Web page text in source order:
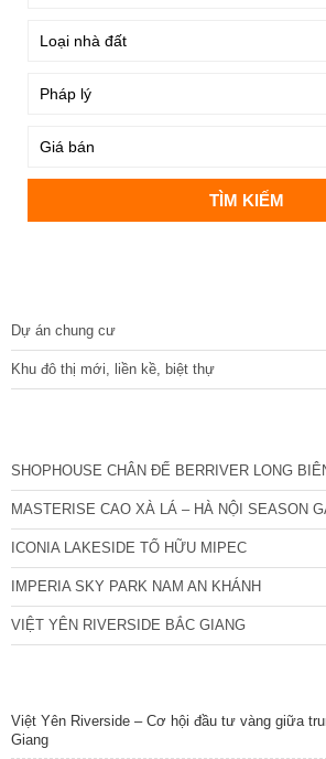
Dự án chung cư
Khu đô thị mới, liền kề, biệt thự
SHOPHOUSE CHÂN ĐẾ BERRIVER LONG
MASTERISE CAO XÀ LÁ – HÀ NỘI SEASON
ICONIA LAKESIDE TỐ HỮU MIPEC
IMPERIA SKY PARK NAM AN KHÁNH
VIỆT YÊN RIVERSIDE BẮC GIANG
Việt Yên Riverside – Cơ hội đầu tư vàng giữa
Giang